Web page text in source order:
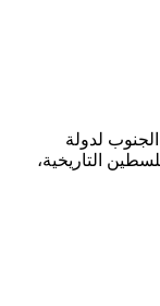
لدولة
من مساحة فلسطين التاريخية،